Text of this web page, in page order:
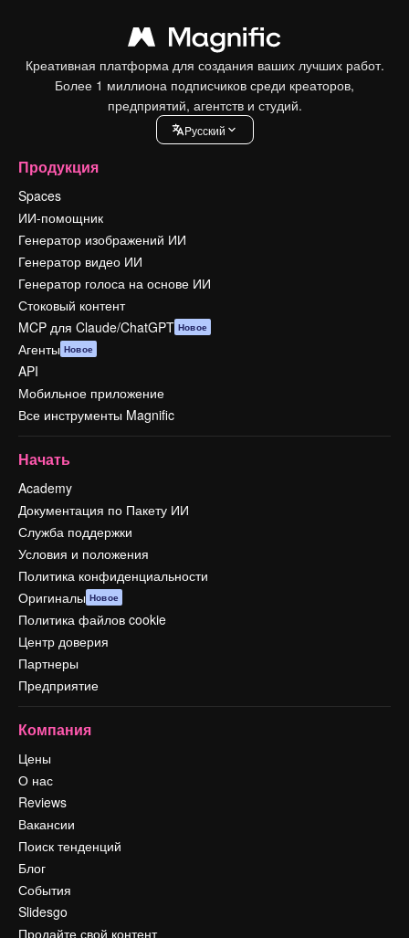
Креативная платформа для создания ваших лучших работ.
Более 1 миллиона подписчиков среди креаторов,
предприятий, агентств и студий.
Pусский
Продукция
Spaces
ИИ-помощник
Генератор изображений ИИ
Генератор видео ИИ
Генератор голоса на основе ИИ
Стоковый контент
MCP для Claude/ChatGPT Новое
Агенты Новое
API
Мобильное приложение
Все инструменты Magnific
Начать
Academy
Документация по Пакету ИИ
Служба поддержки
Условия и положения
Политика конфиденциальности
Оригиналы Новое
Политика файлов cookie
Центр доверия
Партнеры
Предприятие
Компания
Цены
О нас
Reviews
Вакансии
Поиск тенденций
Блог
События
Slidesgo
Продайте свой контент